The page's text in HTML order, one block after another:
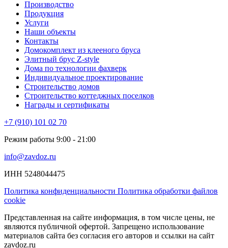
Производство
Продукция
Услуги
Наши объекты
Контакты
Домокомплект из клееного бруса
Элитный брус Z-style
Дома по технологии фахверк
Индивидуальное проектирование
Строительство домов
Строительство коттеджных поселков
Награды и сертификаты
+7 (910) 101 02 70
Режим работы 9:00 - 21:00
info@zavdoz.ru
ИНН 5248044475
Политика конфиденциальности Политика обработки файлов
cookie
Представленная на сайте информация, в том числе цены, не
являются публичной офертой. Запрещено использование
материалов сайта без согласия его авторов и ссылки на сайт
zavdoz.ru